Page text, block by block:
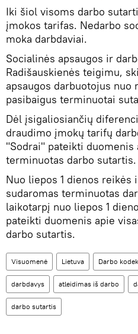
Iki šiol visoms darbo
įmokos tarifas. Nedarbo
moka darbdaviai.
Socialinės apsaugos ir
Radišauskienės teigimu,
apsaugos darbuotojus
pasibaigus terminuotai
Dėl įsigaliosiančių
draudimo įmokų tarifų
"Sodrai" pateikti duomenis
terminuotas darbo sutartis.
Nuo liepos 1 dienos reikės
sudaromas terminuotas
laikotarpį nuo liepos 1
pateikti duomenis apie
darbo sutartis.
Visuomenė Lietuva Darbo
darbdavys atleidimas iš darbo
darbo sutartis